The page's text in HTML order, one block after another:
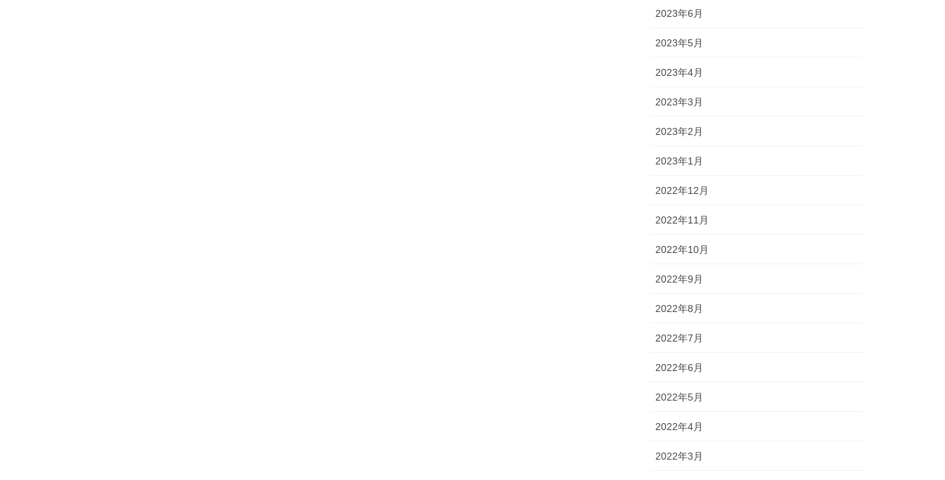
2023年6月
2023年5月
2023年4月
2023年3月
2023年2月
2023年1月
2022年12月
2022年11月
2022年10月
2022年9月
2022年8月
2022年7月
2022年6月
2022年5月
2022年4月
2022年3月